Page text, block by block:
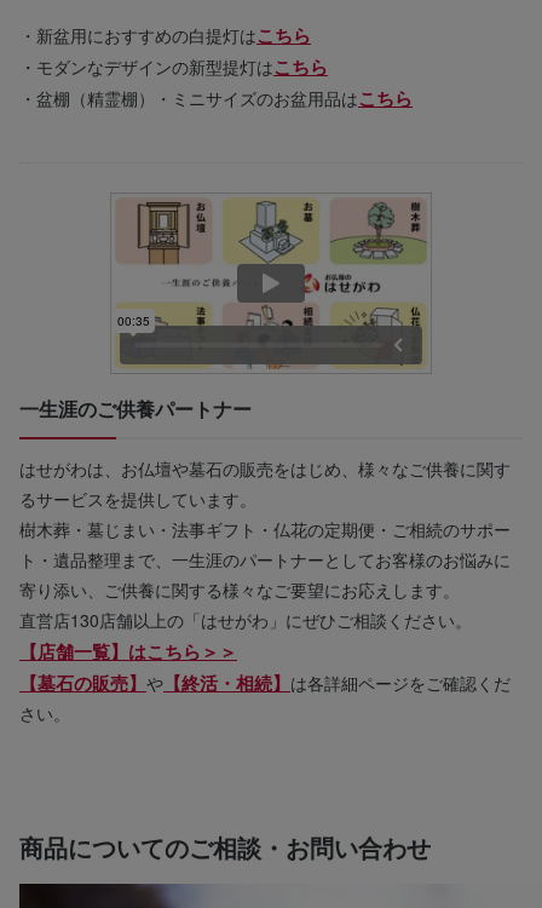
・新盆用におすすめの白提灯はこちら
・モダンなデザインの新型提灯はこちら
・盆棚（精霊棚）・ミニサイズのお盆用品はこちら
一生涯のご供養パートナー
はせがわは、お仏壇や墓石の販売をはじめ、様々なご供養に関す
るサービスを提供しています。
樹木葬・墓じまい・法事ギフト・仏花の定期便・ご相続のサポー
ト・遺品整理まで、一生涯のパートナーとしてお客様のお悩みに
寄り添い、ご供養に関する様々なご要望にお応えします。
直営店130店舗以上の「はせがわ」にぜひご相談ください。
【店舗一覧】はこちら＞＞
【墓石の販売】 や 【終活・相続】 は各詳細ページをご確認くだ
さい。
商品についてのご相談・お問い合わせ